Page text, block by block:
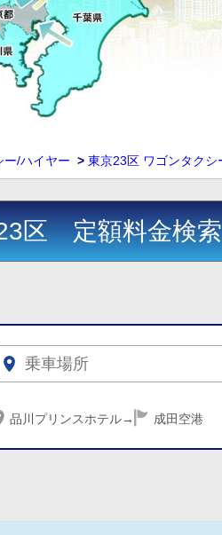
ー/ハイヤー > 東京23区 ワゴンタクシ
区 定額料金検
品川プリンスホテル→ 成田空港